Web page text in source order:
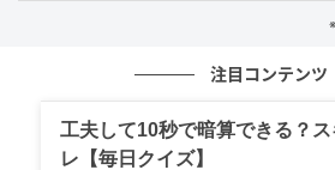
ウォレット（H9.5×W19×D3.5cm
ンディ（フェンディ ジャパン）
注目コンテンツ
工夫して10秒で暗算できる？
レ【毎日クイズ】